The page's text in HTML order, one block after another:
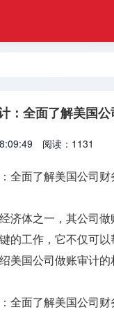
：全面了解美国
阅读：1131
全面了解美国公司财
济体之一，其公司
的工作，它不仅可
美国公司做账审计
全面了解美国公司财